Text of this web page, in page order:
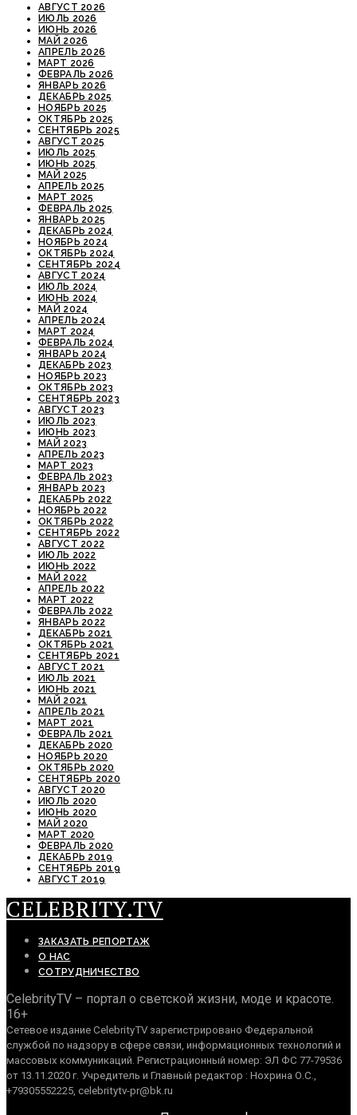
АВГУСТ 2026
ИЮЛЬ 2026
ИЮНЬ 2026
МАЙ 2026
АПРЕЛЬ 2026
МАРТ 2026
ФЕВРАЛЬ 2026
ЯНВАРЬ 2026
ДЕКАБРЬ 2025
НОЯБРЬ 2025
ОКТЯБРЬ 2025
СЕНТЯБРЬ 2025
АВГУСТ 2025
ИЮЛЬ 2025
ИЮНЬ 2025
МАЙ 2025
АПРЕЛЬ 2025
МАРТ 2025
ФЕВРАЛЬ 2025
ЯНВАРЬ 2025
ДЕКАБРЬ 2024
НОЯБРЬ 2024
ОКТЯБРЬ 2024
СЕНТЯБРЬ 2024
АВГУСТ 2024
ИЮЛЬ 2024
ИЮНЬ 2024
МАЙ 2024
АПРЕЛЬ 2024
МАРТ 2024
ФЕВРАЛЬ 2024
ЯНВАРЬ 2024
ДЕКАБРЬ 2023
НОЯБРЬ 2023
ОКТЯБРЬ 2023
СЕНТЯБРЬ 2023
АВГУСТ 2023
ИЮЛЬ 2023
ИЮНЬ 2023
МАЙ 2023
АПРЕЛЬ 2023
МАРТ 2023
ФЕВРАЛЬ 2023
ЯНВАРЬ 2023
ДЕКАБРЬ 2022
НОЯБРЬ 2022
ОКТЯБРЬ 2022
СЕНТЯБРЬ 2022
АВГУСТ 2022
ИЮЛЬ 2022
ИЮНЬ 2022
МАЙ 2022
АПРЕЛЬ 2022
МАРТ 2022
ФЕВРАЛЬ 2022
ЯНВАРЬ 2022
ДЕКАБРЬ 2021
ОКТЯБРЬ 2021
СЕНТЯБРЬ 2021
АВГУСТ 2021
ИЮЛЬ 2021
ИЮНЬ 2021
МАЙ 2021
АПРЕЛЬ 2021
МАРТ 2021
ФЕВРАЛЬ 2021
ДЕКАБРЬ 2020
НОЯБРЬ 2020
ОКТЯБРЬ 2020
СЕНТЯБРЬ 2020
АВГУСТ 2020
ИЮЛЬ 2020
ИЮНЬ 2020
МАЙ 2020
МАРТ 2020
ФЕВРАЛЬ 2020
ДЕКАБРЬ 2019
СЕНТЯБРЬ 2019
АВГУСТ 2019
CELEBRITY.TV
ЗАКАЗАТЬ РЕПОРТАЖ
О НАС
СОТРУДНИЧЕСТВО
CelebrityTV – портал о светской жизни, моде и красоте.
16+
Сетевое издание CelebrityTV зарегистрировано Федеральной
службой по надзору в сфере связи, информационных технологий и
массовых коммуникаций. Регистрационный номер: ЭЛ ФС 77-79536
от 13.11.2020 г. Учредитель и Главный редактор : Нохрина О.С.,
+79305552225, celebritytv-pr@bk.ru